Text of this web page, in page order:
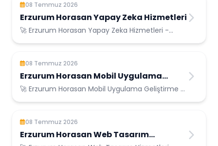
08 Temmuz 2026
Erzurum Horasan Yapay Zeka Hizmetleri
🚀 Erzurum Horasan Yapay Zeka Hizmetleri -
08 Temmuz 2026
Erzurum Horasan Mobil Uygulama
Geliştirme
🚀 Erzurum Horasan Mobil Uygulama Geliştirme -
08 Temmuz 2026
Erzurum Horasan Web Tasarım